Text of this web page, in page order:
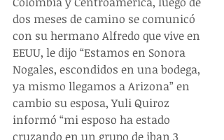
dos meses de camino se comunicó
con su hermano Alfredo que vive en
EEUU, le dijo “Estamos en Sonora
Nogales, escondidos en una bodega,
ya mismo llegamos a Arizona” en
cambio su esposa, Yuli Quiroz
informó “mi esposo ha estado
cruzando en un grupo de iban 3